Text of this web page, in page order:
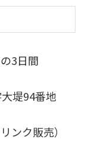
3日間
堤94番地
ンク販売）